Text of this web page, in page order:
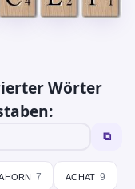
Wörter
⧉
7 achat 9